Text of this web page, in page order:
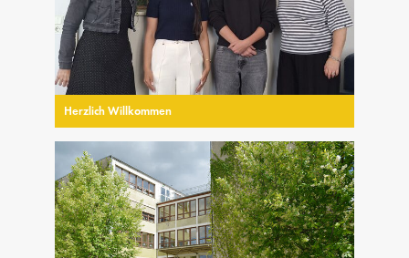
Herzlich Willkommen